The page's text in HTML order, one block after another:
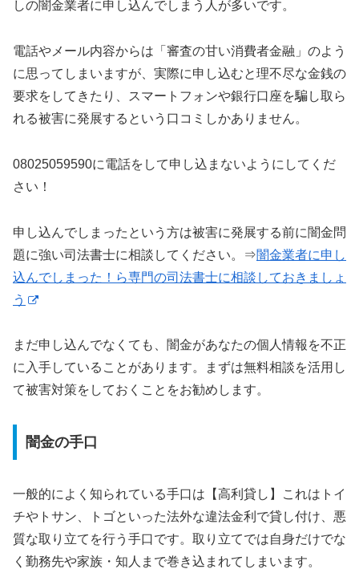
しの闇金業者に申し込んでしまう人が多いです。
電話やメール内容からは「審査の甘い消費者金融」のよう
に思ってしまいますが、実際に申し込むと理不尽な金銭の
要求をしてきたり、スマートフォンや銀行口座を騙し取ら
れる被害に発展するという口コミしかありません。
08025059590に電話をして申し込まないようにしてくだ
さい！
申し込んでしまったという方は被害に発展する前に闇金問
題に強い司法書士に相談してください。⇒闇金業者に申し
込んでしまった！ら専門の司法書士に相談しておきましょ
う
まだ申し込んでなくても、闇金があなたの個人情報を不正
に入手していることがあります。まずは無料相談を活用し
て被害対策をしておくことをお勧めします。
闇金の手口
一般的によく知られている手口は【高利貸し】これはトイ
チやトサン、トゴといった法外な違法金利で貸し付け、悪
質な取り立てを行う手口です。取り立てでは自身だけでな
く勤務先や家族・知人まで巻き込まれてしまいます。